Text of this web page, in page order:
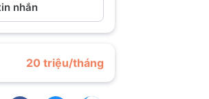
nhắn
20 triệu/tháng